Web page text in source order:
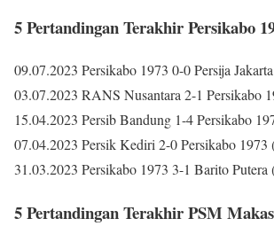
5 Pertandingan Terakhir Persikabo
09.07.2023 Persikabo 1973 0-0 Persija
03.07.2023 RANS Nusantara 2-1 Persikabo
15.04.2023 Persib Bandung 1-4 Persikabo
07.04.2023 Persik Kediri 2-0 Persikabo 1973
31.03.2023 Persikabo 1973 3-1 Barito Putera
5 Pertandingan Terakhir PSM